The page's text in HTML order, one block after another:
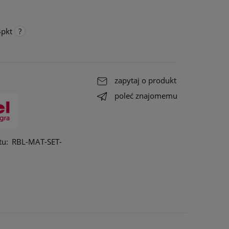
pkt
RBL-MAT-SET-
zapytaj o produkt
poleć znajomemu